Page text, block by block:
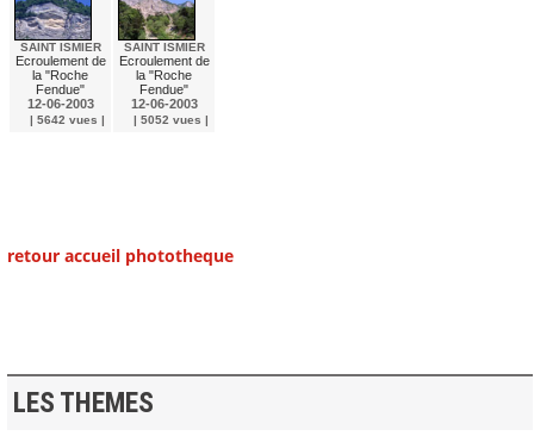
SAINT ISMIER
Ecroulement de
la "Roche
Fendue"
12-06-2003
| 5642 vues |
SAINT ISMIER
Ecroulement de
la "Roche
Fendue"
12-06-2003
| 5052 vues |
retour accueil phototheque
LES THEMES